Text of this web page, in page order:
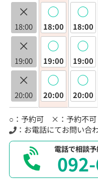
×
18:00
×
19:00
×
20:00
◯
18:00
◯
19:00
◯
20:00
◯
18:00
◯
19:00
◯
20:00
○：予約可 ×：予約不可
：お電話にてお問い合
電話で相談予